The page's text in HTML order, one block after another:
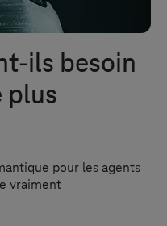
ils besoin
plus
pour les agents
vraiment